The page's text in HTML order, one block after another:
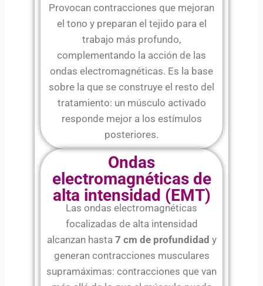
Provocan contracciones que mejoran
el tono y preparan el tejido para el
trabajo más profundo,
complementando la acción de las
ondas electromagnéticas. Es la base
sobre la que se construye el resto del
tratamiento: un músculo activado
responde mejor a los estímulos
posteriores.
Ondas
electromagnéticas de
alta intensidad (EMT)
Las ondas electromagnéticas
focalizadas de alta intensidad
alcanzan hasta 7 cm de profundidad y
generan contracciones musculares
supramáximas: contracciones que van